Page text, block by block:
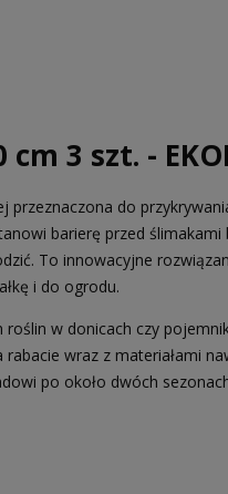
3 szt. -
do
barierę przed
To innowacyjne
i do ogrodu.
w donicach czy
wraz z materiałami
po około dwóch